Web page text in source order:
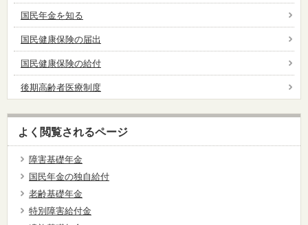
国民年金を知る
国民健康保険の届出
国民健康保険の給付
後期高齢者医療制度
よく閲覧されるページ
障害基礎年金
国民年金の独自給付
老齢基礎年金
特別障害給付金